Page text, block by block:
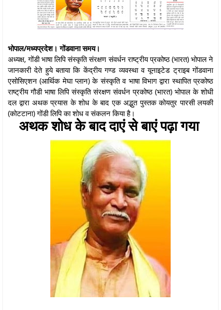
भोपाल/मध्यप्रदेश। गोंडवाना समय।
अध्यक्ष, गोंडी भाषा लिपि संस्कृति संरक्षण संवर्धन राष्ट्रीय प्रकोष्ठ (भारत) भोपाल ने
जानकारी देते हुये बताया कि केंद्रीय गण्ड व्यवस्था व यूनाइटेड ट्राइब गोंडवाना
एसोसिएशन (आर्थिक मेघा प्लान) के संस्कृति व भाषा विभाग द्वारा स्थापित प्रकोष्ठ
राष्ट्रीय गौडी भाषा लिपि संस्कृति संरक्षण संवर्धन प्रकोष्ठ (भारत) भोपाल के शोधी
दल द्वारा अथक प्रयास के शोध के बाद एक अद्भुत पुस्तक कोयतुर पारसी लयकी
(कोटटाना) गोंडी लिपि का शोध व संकलन किया है।
अथक शोध के बाद दाएं से बाएं पढ़ा गया